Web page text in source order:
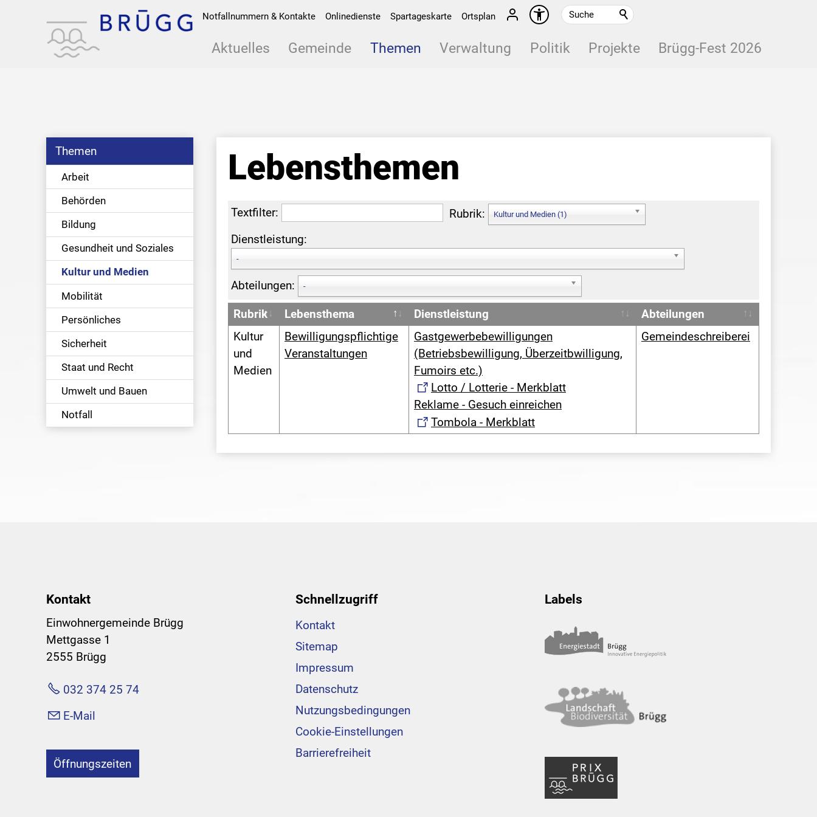
Notfallnummern & Kontakte Onlinedienste Spartageskarte Ortsplan
Aktuelles Gemeinde Themen Verwaltung Politik Projekte Brügg-Fest 2026
Themen
Arbeit
Behörden
Bildung
Gesundheit und Soziales
Kultur und Medien
Mobilität
Persönliches
Sicherheit
Staat und Recht
Umwelt und Bauen
Notfall
Lebensthemen
Textfilter: Rubrik: Kultur und Medien (1)
Dienstleistung:
-
Abteilungen: -
Rubrik Lebensthema Dienstleistung
Abteilungen
Kultur
und
Medien
Bewilligungspflichtige
Veranstaltungen
Gastgewerbebewilligungen
(Betriebsbewilligung, Überzeitbwilligung,
Fumoirs etc.)
Lotto / Lotterie - Merkblatt
Reklame - Gesuch einreichen
Tombola - Merkblatt
Gemeindeschreiberei
Kontakt
Einwohnergemeinde Brügg
Mettgasse 1
2555 Brügg
032 374 25 74
E-Mail
Öffnungszeiten
Schnellzugriff
Kontakt
Sitemap
Impressum
Datenschutz
Nutzungsbedingungen
Cookie-Einstellungen
Barrierefreiheit
Labels